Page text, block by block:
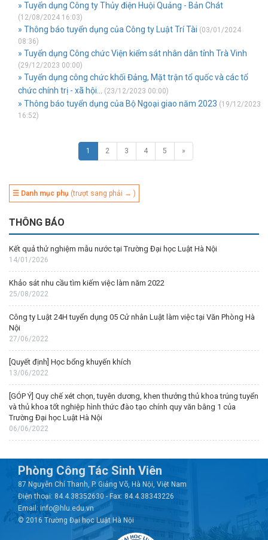
» Tuyển dụng Công ty Thủy điện Huội Quảng - Bản Chát
(12/08/2024 16:03)
» Thông báo tuyển dụng của Công ty Luật Trí Tài (03/01/2024
08:36)
» Tuyển dụng Công chức Viện kiểm sát nhân dân tỉnh Trà Vinh
(29/12/2023 00:00)
» Tuyển dụng công chức khối Đảng, Mặt trận tổ quốc và các tổ
chức chính trị - xã hội...
(23/12/2023 00:00)
» Thông báo tuyển dụng của Bộ Ngoại giao năm 2023 (19/12/2023
16:52)
1 2 3 4 5 »
☰ Danh mục phụ (trượt sang phải → )
THÔNG BÁO
Kết quả thử nghiệm mẫu nước tại Trường Đại học Luật Hà Nội
14/01/2026
Khảo sát nhu cầu tìm kiếm việc làm năm 2022
25/08/2022
Công ty Luật 24H tuyển dụng 05 Cử nhân Luật làm việc tại Văn Phòng Hà
Nội
27/06/2022
[Quyết định] Học bổng khuyến khích
13/06/2022
[GÓP Ý] Quy chế xét chọn, tuyên dương, khen thưởng thủ khoa trúng tuyển
và thủ khoa tốt nghiệp hình thức đào tạo chính quy văn bằng 1 của
Trường Đại học Luật Hà Nội
06/06/2022
Phòng Công Tác Sinh Viên
87 Nguyễn Chí Thanh, P. Giảng Võ, Hà Nội, Việt Nam
Điện thoại: 84.4.38352630 - Fax: 84.4.38343226
Email: info@hlu.edu.vn
© 2016 Trường Đại học Luật Hà Nội